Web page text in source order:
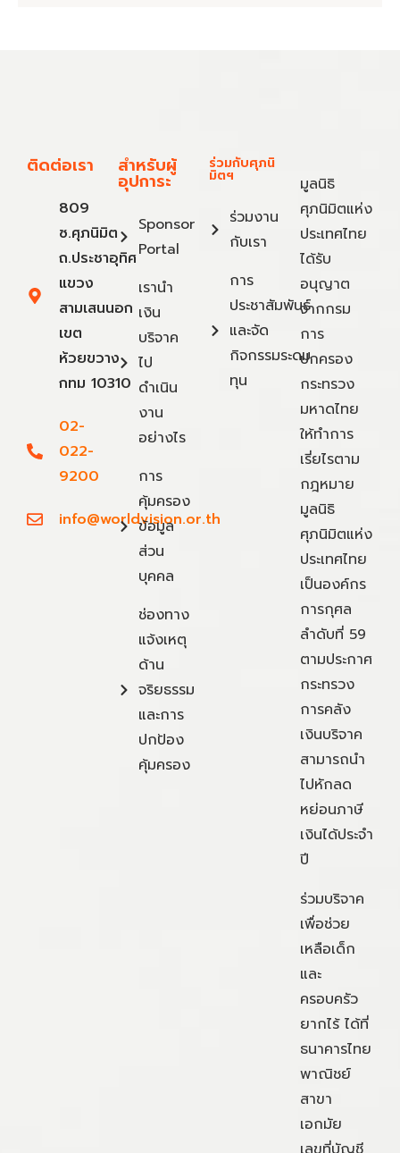
ติดต่อเรา
809
ซ.ศุภนิมิต
ถ.ประชาอุทิศ
แขวง
สามเสนนอก
เขต
ห้วยขวาง
กทม 10310
02-
022-
9200
info@worldvision.or.th
สำหรับผู้
อุปการะ
Sponsor
Portal
เรานำ
เงิน
บริจาค
ไป
ดำเนิน
งาน
อย่างไร
การ
คุ้มครอง
ข้อมูล
ส่วน
บุคคล
ช่องทาง
แจ้งเหตุ
ด้าน
จริยธรรม
และการ
ปกป้อง
คุ้มครอง
ร่วมกับศุภนิ
มิตฯ
ร่วมงาน
กับเรา
การ
ประชาสัมพันธ์
และจัด
กิจกรรมระดม
ทุน
มูลนิธิ
ศุภนิมิตแห่ง
ประเทศไทย
ได้รับ
อนุญาต
จากกรม
การ
ปกครอง
กระทรวง
มหาดไทย
ให้ทำการ
เรี่ยไรตาม
กฎหมาย
มูลนิธิ
ศุภนิมิตแห่ง
ประเทศไทย
เป็นองค์กร
การกุศล
ลำดับที่ 59
ตามประกาศ
กระทรวง
การคลัง
เงินบริจาค
สามารถนำ
ไปหักลด
หย่อนภาษี
เงินได้ประจำ
ปี
ร่วมบริจาค
เพื่อช่วย
เหลือเด็ก
และ
ครอบครัว
ยากไร้ ได้ที่
ธนาคารไทย
พาณิชย์
สาขา
เอกมัย